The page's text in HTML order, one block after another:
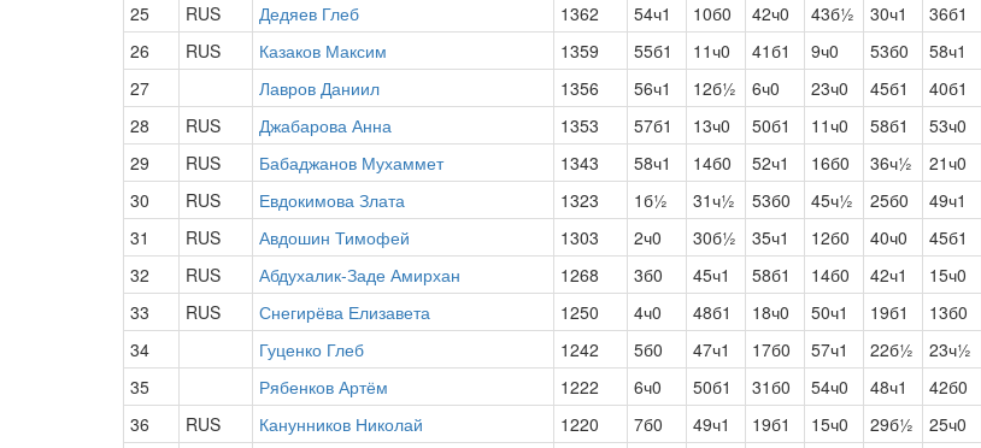
25
RUS Дедяев Глеб 1362 54ч1 10б0 42ч0 43б½ 30ч1 36б1
26
RUS Казаков Максим 1359 55б1 11ч0 41б1 9ч0 53б0 58ч1
27
Лавров Даниил 1356 56ч1 12б½ 6ч0 23ч0 45б1 40б1
28
RUS Джабарова Анна 1353 57б1 13ч0 50б1 11ч0 58б1 53ч0
29
RUS Бабаджанов Мухаммет 1343 58ч1 14б0 52ч1 16б0 36ч½ 21ч0
30
RUS Евдокимова Злата 1323 1б½ 31ч½ 53б0 45ч½ 25б0 49ч1
31
RUS Авдошин Тимофей 1303 2ч0 30б½ 35ч1 12б0 40ч0 45б1
32
RUS Абдухалик-Заде Амирхан 1268 3б0 45ч1 58б1 14б0 42ч1 15ч0
33
RUS Снегирёва Елизавета 1250 4ч0 48б1 18ч0 50ч1 19б1 13б0
34
Гуценко Глеб 1242 5б0 47ч1 17б0 57ч1 22б½ 23ч½
35
Рябенков Артём 1222 6ч0 50б1 31б0 54ч0 48ч1 42б0
36
RUS Канунников Николай 1220 7б0 49ч1 19б1 15ч0 29б½ 25ч0